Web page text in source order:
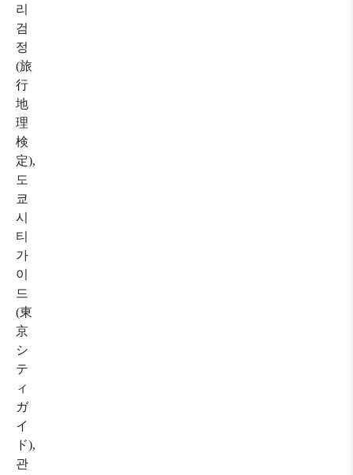
리
검
정
(旅
行
地
理
検
定),
도
쿄
시
티
가
이
드
(東
京
シ
テ
ィ
ガ
イ
ド),
관